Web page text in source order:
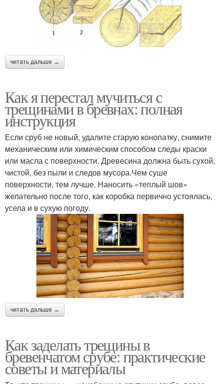
читать дальше →
Как я перестал мучиться с
трещинами в бревнах: полная
инструкция
Если сруб не новый, удалите старую конопатку, снимите
механическим или химическим способом следы краски
или масла с поверхности. Древесина должна быть сухой,
чистой, без пыли и следов мусора.Чем суше
поверхности, тем лучше. Наносить «теплый шов»
желательно после того, как коробка первично устоялась,
усела и в сухую погоду.
читать дальше →
Как заделать трещины в
бревенчатом срубе: практические
советы и материалы